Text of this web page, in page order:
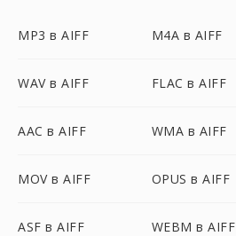
MP3 в AIFF M4A в AIFF
WAV в AIFF FLAC в AIFF
AAC в AIFF WMA в AIFF
MOV в AIFF OPUS в AIFF
ASF в AIFF WEBM в AIFF